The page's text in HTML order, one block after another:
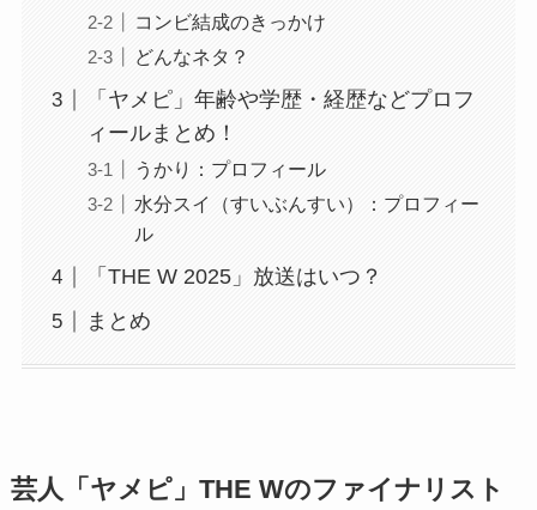
コンビ結成のきっかけ
どんなネタ？
「ヤメピ」年齢や学歴・経歴などプロフ
ィールまとめ！
うかり：プロフィール
水分スイ（すいぶんすい）：プロフィー
ル
「THE W 2025」放送はいつ？
まとめ
芸人「ヤメピ」THE Wのファイナリスト